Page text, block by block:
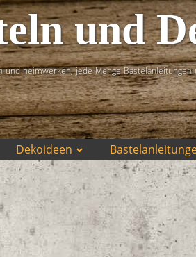
und
und heimwerken, jede Menge
Dekoideen